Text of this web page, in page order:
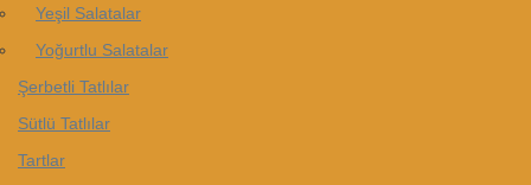
Yeşil Salatalar
Yoğurtlu Salatalar
Şerbetli Tatlılar
Sütlü Tatlılar
Tartlar